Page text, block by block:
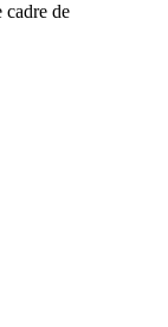
cadre de